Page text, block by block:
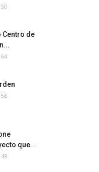
50
Centro de
64
58
que...
49